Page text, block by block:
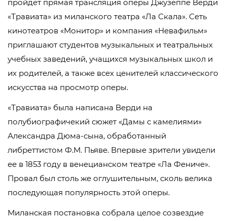
пройдет прямая трансляция оперы Джузеппе Верди
«Травиата» из миланского театра «Ла Скала». Сеть
кинотеатров «Монитор» и компания «Невафильм»
приглашают студентов музыкальных и театральных
учебных заведений, учащихся музыкальных школ и
их родителей, а также всех ценителей классического
искусства на просмотр оперы.
«Травиата» была написана Верди на
полубиографичекий сюжет «Дамы с камелиями»
Александра Дюма-сына, обработанный
либреттистом Ф.М. Пьяве. Впервые зрители увидели
ее в 1853 году в венецианском театре «Ла Фениче».
Провал был столь же оглушительным, сколь велика
последующая популярность этой оперы.
Миланская постановка собрала целое созвездие